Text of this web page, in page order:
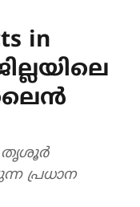
in
തൃശൂർ
പ്രധാന